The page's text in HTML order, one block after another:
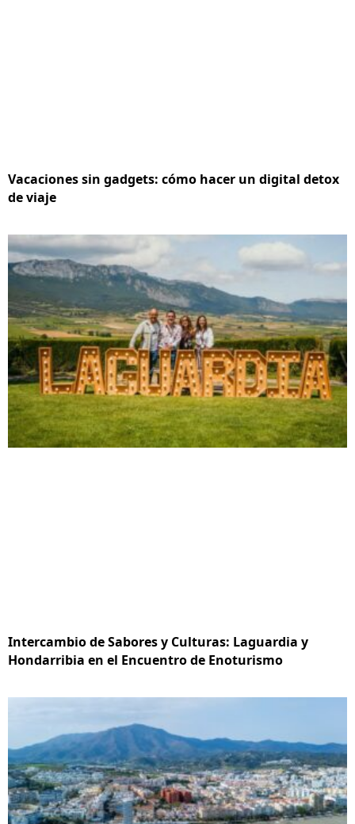
Vacaciones sin gadgets: cómo hacer un digital detox
de viaje
Intercambio de Sabores y Culturas: Laguardia y
Hondarribia en el Encuentro de Enoturismo